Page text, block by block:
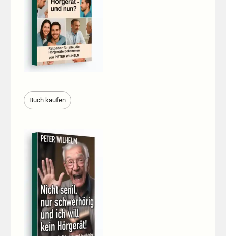
Buch kaufen